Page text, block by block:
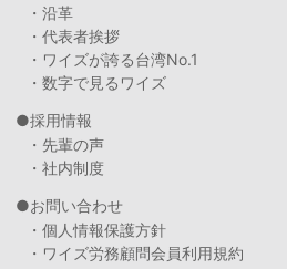
・沿革
・代表者挨拶
・ワイズが誇る台湾No.1
・数字で見るワイズ
採用情報
・先輩の声
・社内制度
お問い合わせ
・個人情報保護方針
・ワイズ労務顧問会員利用規約